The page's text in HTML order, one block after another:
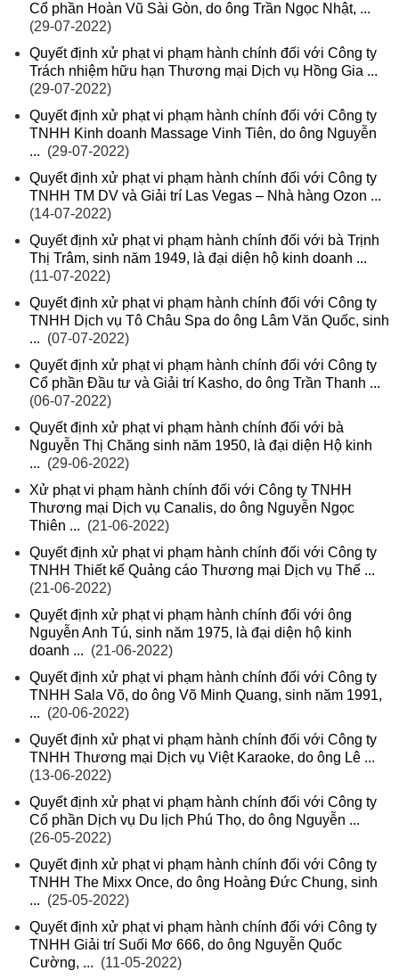
Cổ phần Hoàn Vũ Sài Gòn, do ông Trần Ngọc Nhật, ...
(29-07-2022)
Quyết định xử phạt vi phạm hành chính đối với Công ty
Trách nhiệm hữu hạn Thương mại Dịch vụ Hồng Gia ...
(29-07-2022)
Quyết định xử phạt vi phạm hành chính đối với Công ty
TNHH Kinh doanh Massage Vinh Tiên, do ông Nguyễn
... (29-07-2022)
Quyết định xử phạt vi phạm hành chính đối với Công ty
TNHH TM DV và Giải trí Las Vegas – Nhà hàng Ozon ...
(14-07-2022)
Quyết định xử phạt vi phạm hành chính đối với bà Trịnh
Thị Trâm, sinh năm 1949, là đại diện hộ kinh doanh ...
(11-07-2022)
Quyết định xử phạt vi phạm hành chính đối với Công ty
TNHH Dịch vụ Tô Châu Spa do ông Lâm Văn Quốc, sinh
... (07-07-2022)
Quyết định xử phạt vi phạm hành chính đối với Công ty
Cổ phần Đầu tư và Giải trí Kasho, do ông Trần Thanh ...
(06-07-2022)
Quyết định xử phạt vi phạm hành chính đối với bà
Nguyễn Thị Chăng sinh năm 1950, là đại diện Hộ kinh
... (29-06-2022)
Xử phạt vi phạm hành chính đối với Công ty TNHH
Thương mại Dịch vụ Canalis, do ông Nguyễn Ngọc
Thiên ... (21-06-2022)
Quyết định xử phạt vi phạm hành chính đối với Công ty
TNHH Thiết kế Quảng cáo Thương mại Dịch vụ Thế ...
(21-06-2022)
Quyết định xử phạt vi phạm hành chính đối với ông
Nguyễn Anh Tú, sinh năm 1975, là đại diện hộ kinh
doanh ... (21-06-2022)
Quyết định xử phạt vi phạm hành chính đối với Công ty
TNHH Sala Võ, do ông Võ Minh Quang, sinh năm 1991,
... (20-06-2022)
Quyết định xử phạt vi phạm hành chính đối với Công ty
TNHH Thương mại Dịch vụ Việt Karaoke, do ông Lê ...
(13-06-2022)
Quyết định xử phạt vi phạm hành chính đối với Công ty
Cổ phần Dịch vụ Du lịch Phú Thọ, do ông Nguyễn ...
(26-05-2022)
Quyết định xử phạt vi phạm hành chính đối với Công ty
TNHH The Mixx Once, do ông Hoàng Đức Chung, sinh
... (25-05-2022)
Quyết định xử phạt vi phạm hành chính đối với Công ty
TNHH Giải trí Suối Mơ 666, do ông Nguyễn Quốc
Cường, ... (11-05-2022)